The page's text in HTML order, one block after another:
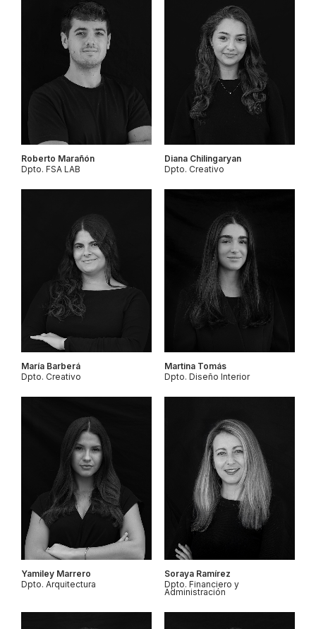
Roberto Marañón
Dpto. FSA LAB
Diana Chilingaryan
Dpto. Creativo
María Barberá
Dpto. Creativo
Martina Tomás
Dpto. Diseño Interior
Yamiley Marrero
Dpto. Arquitectura
Soraya Ramírez
Dpto. Financiero y
Administración